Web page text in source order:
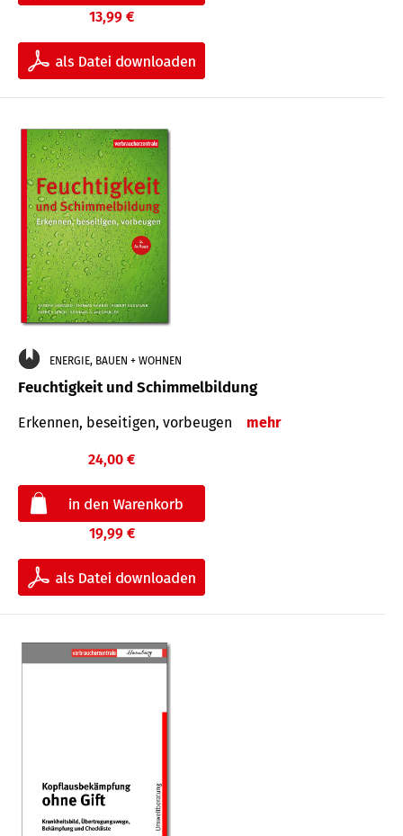
13,99 €
ENERGIE, BAUEN + WOHNEN
Feuchtigkeit und Schimmelbildung
Erkennen, beseitigen, vorbeugen mehr
24,00 €
19,99 €